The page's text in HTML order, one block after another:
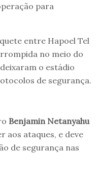
para
entre Hapoel Tel
no meio do
o estádio
de segurança.
Benjamin Netanyahu
aos ataques, e deve
de segurança nas